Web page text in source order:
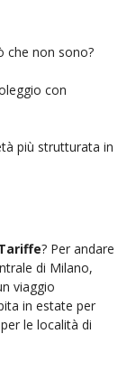
che non sono?
con
più strutturata in
? Per andare
di Milano,
viaggio
in estate per
le località di